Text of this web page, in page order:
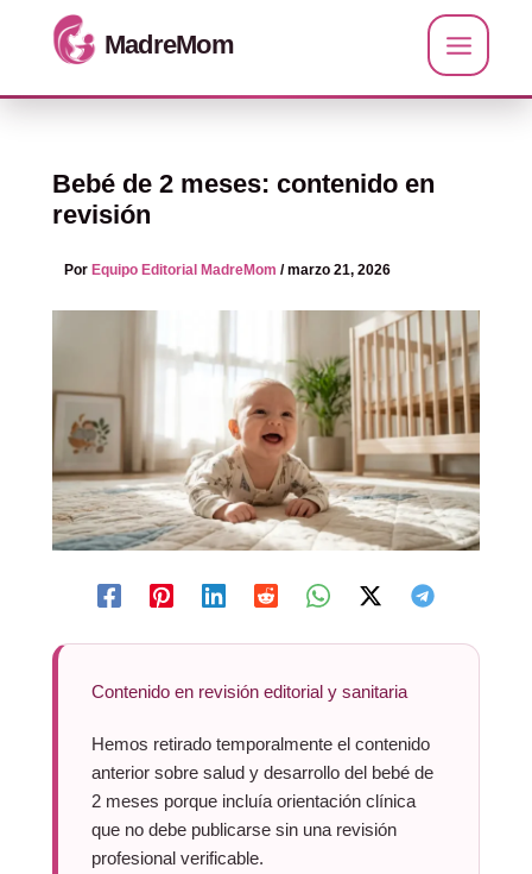
Bebé de 2 meses: contenido en
revisión
Por Equipo Editorial MadreMom /marzo 21, 2026
Contenido en revisión editorial y sanitaria
Hemos retirado temporalmente el contenido
anterior sobre salud y desarrollo del bebé de
2 meses porque incluía orientación clínica
que no debe publicarse sin una revisión
profesional verificable.